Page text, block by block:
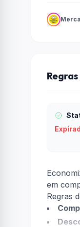
em
Regras